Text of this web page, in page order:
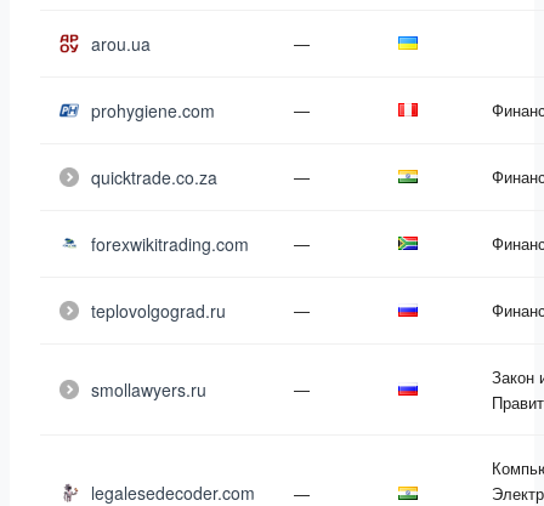
arou.ua —
prohygiene.com —
quicktrade.co.za —
forexwikitrading.com —
teplovolgograd.ru —
smollawyers.ru —
Закон
legalesedecoder.com —